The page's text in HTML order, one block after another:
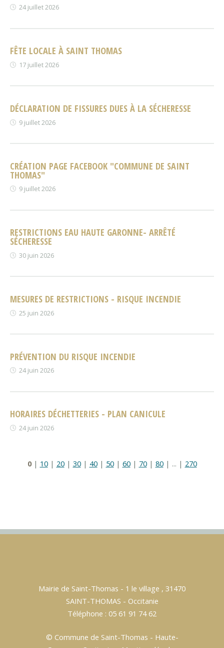
24 juillet 2026
FÊTE LOCALE À SAINT THOMAS
17 juillet 2026
DÉCLARATION DE FISSURES DUES À LA SÉCHERESSE
9 juillet 2026
CRÉATION PAGE FACEBOOK "COMMUNE DE SAINT
THOMAS"
9 juillet 2026
RESTRICTIONS EAU HAUTE GARONNE- ARRÊTÉ
SÉCHERESSE
30 juin 2026
MESURES DE RESTRICTIONS - RISQUE INCENDIE
25 juin 2026
PRÉVENTION DU RISQUE INCENDIE
24 juin 2026
HORAIRES DÉCHETTERIES - PLAN CANICULE
24 juin 2026
0| 10| 20| 30| 40| 50| 60| 70| 80| ... | 270
Mairie de Saint-Thomas - 1 le village , 31470
SAINT-THOMAS - Occitanie
Téléphone : 05 61 91 74 62
© Commune de Saint-Thomas - Haute-